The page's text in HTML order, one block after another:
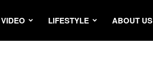
VIDEO LIFESTYLE ABOUT US